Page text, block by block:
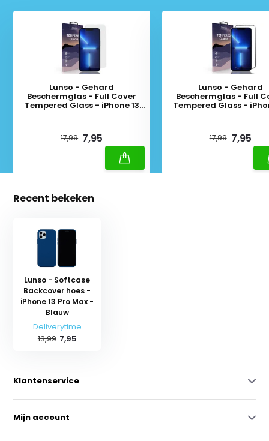
Lunso - Gehard
Beschermglas - Full Cover
Tempered Glass - iPhone 13
17,99 7,95
Lunso - Gehard
Beschermglas - Full
Tempered Glass -
17,99 7,95
Recent bekeken
Lunso - Softcase
Backcover hoes -
iPhone 13 Pro Max -
Blauw
Deliverytime
13,99 7,95
Klantenservice
Mijn account